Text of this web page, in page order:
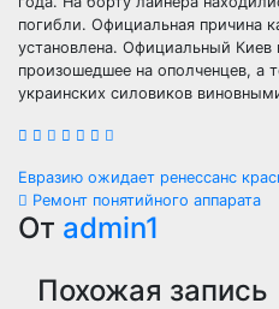
погибли. Официальная причина
установлена. Официальный Киев
произошедшее на ополченцев, а
украинских силовиков
Навигация
по
записям
Евразию ожидает ренессанс
Ремонт понятийного аппарата
От admin1
Похожая запись